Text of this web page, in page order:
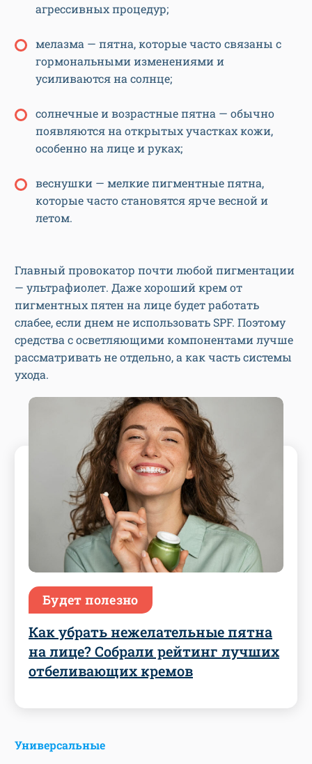
агрессивных процедур;
мелазма — пятна, которые часто связаны с
гормональными изменениями и
усиливаются на солнце;
солнечные и возрастные пятна — обычно
появляются на открытых участках кожи,
особенно на лице и руках;
веснушки — мелкие пигментные пятна,
которые часто становятся ярче весной и
летом.
Главный провокатор почти любой пигментации
— ультрафиолет. Даже хороший крем от
пигментных пятен на лице будет работать
слабее, если днем не использовать SPF. Поэтому
средства с осветляющими компонентами лучше
рассматривать не отдельно, а как часть системы
ухода.
Будет полезно
Как убрать нежелательные пятна
на лице? Собрали рейтинг лучших
отбеливающих кремов
Универсальные